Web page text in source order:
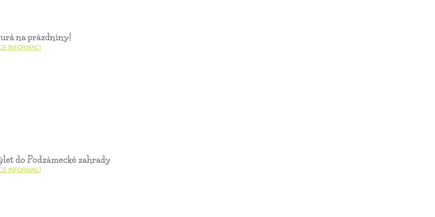
na prázdniny!
INFORMACÍ
do Podzámecké zahrady
INFORMACÍ